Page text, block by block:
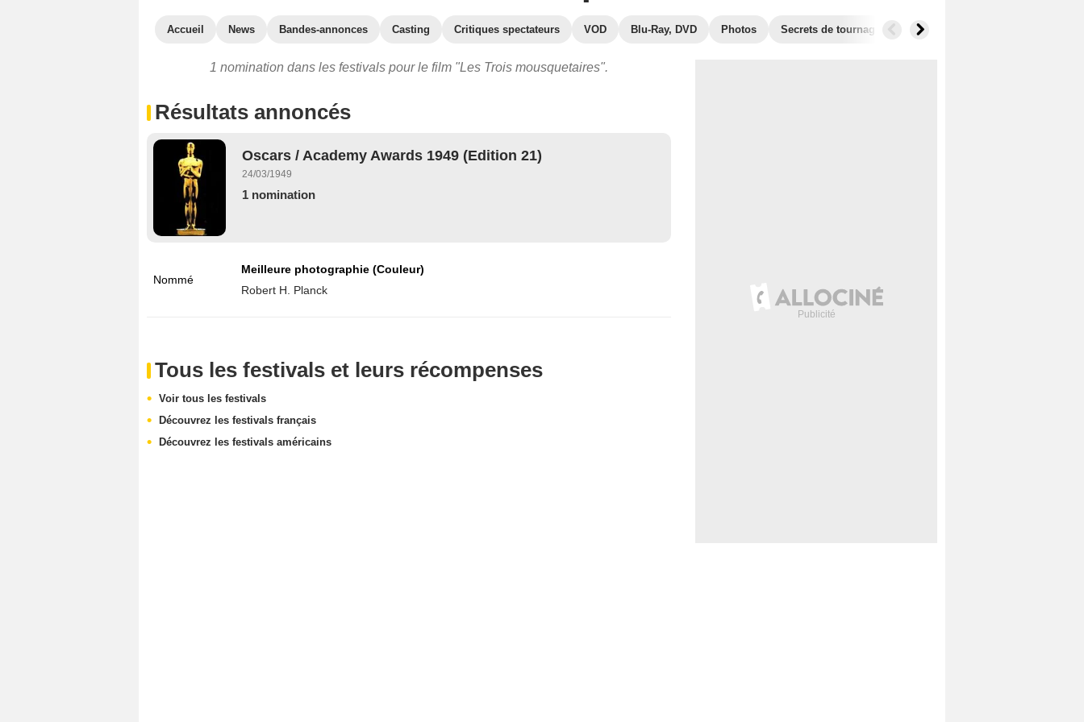
Accueil News Bandes-annonces Casting Critiques spectateurs VOD Blu-Ray, DVD Photos Secrets de tournage Récompenses
1 nomination dans les festivals pour le film "Les Trois mousquetaires".
Résultats annoncés
Oscars / Academy Awards 1949 (Edition 21)
24/03/1949
1 nomination
Nommé
Meilleure photographie (Couleur)
Robert H. Planck
Tous les festivals et leurs récompenses
Voir tous les festivals
Découvrez les festivals français
Découvrez les festivals américains